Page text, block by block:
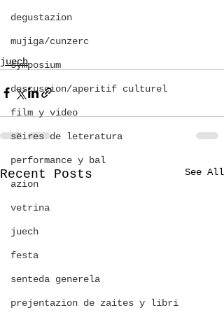
degustazion
mujiga/cunzerc
symposium
descuscion/aperitif culturel
film y video
sëires de leteratura
performance y bal
azion
vetrina
juech
festa
senteda generela
prejentazion de zaites y libri
juech
Recent Posts See All